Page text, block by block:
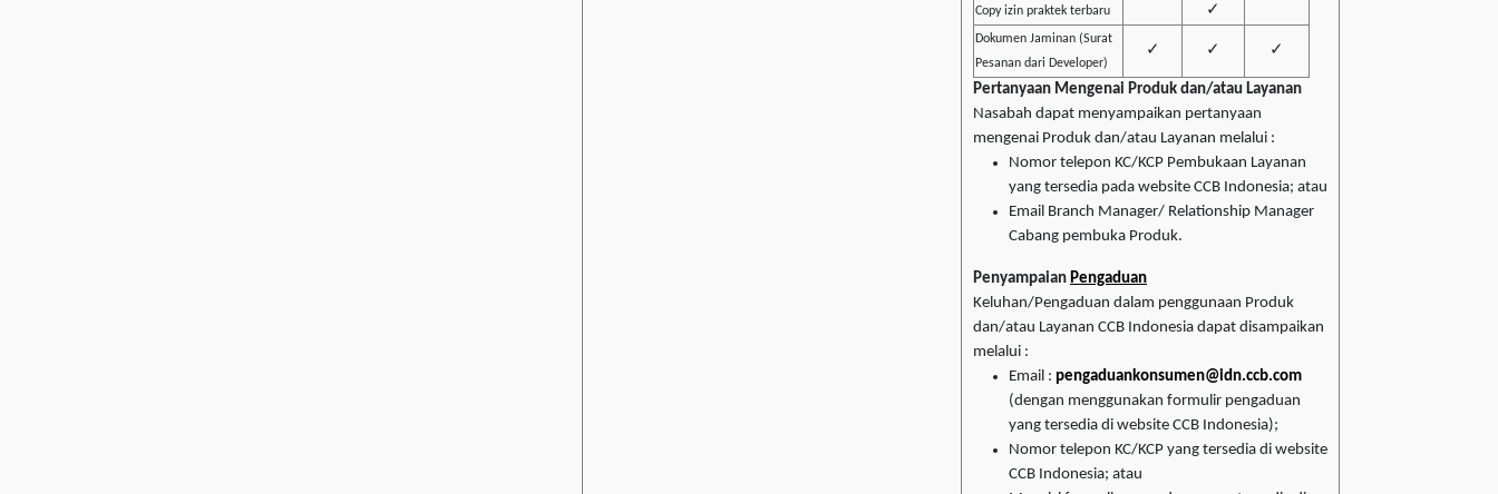
Copy izin praktek terbaru ✓
Dokumen Jaminan (Surat
Pesanan dari Developer)
✓ ✓ ✓
Pertanyaan Mengenai Produk dan/atau Layanan
Nasabah dapat menyampaikan pertanyaan
mengenai Produk dan/atau Layanan melalui :
Nomor telepon KC/KCP Pembukaan Layanan
yang tersedia pada website CCB Indonesia; atau
Email Branch Manager/ Relationship Manager
Cabang pembuka Produk.
Penyampaian Pengaduan
Keluhan/Pengaduan dalam penggunaan Produk
dan/atau Layanan CCB Indonesia dapat disampaikan
melalui :
Email : pengaduankonsumen@idn.ccb.com
(dengan menggunakan formulir pengaduan
yang tersedia di website CCB Indonesia);
Nomor telepon KC/KCP yang tersedia di website
CCB Indonesia; atau